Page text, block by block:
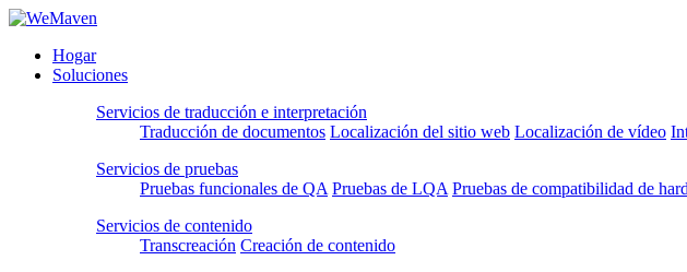
Hogar
Soluciones
Servicios de traducción e interpretación
Traducción de documentos Localización del sitio web Localización de vídeo
Servicios de pruebas
Pruebas funcionales de QA Pruebas de LQA Pruebas de compatibilidad de
Servicios de contenido
Transcreación Creación de contenido